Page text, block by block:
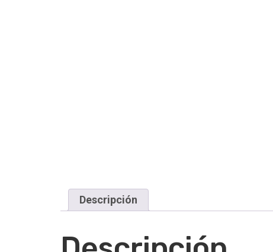
Descripción